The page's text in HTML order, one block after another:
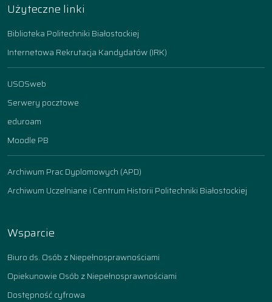
Użyteczne linki
Biblioteka Politechniki Białostockiej
Internetowa Rekrutacja Kandydatów (IRK)
USOSweb
Serwery pocztowe
eduroam
Moodle PB
Archiwum Prac Dyplomowych (APD)
Archiwum Uczelniane i Centrum Historii Politechniki Białostockiej
Wsparcie
Biuro ds. Osób z Niepełnosprawnościami
Opiekunowie Osób z Niepełnosprawnościami
Dostępność cyfrowa